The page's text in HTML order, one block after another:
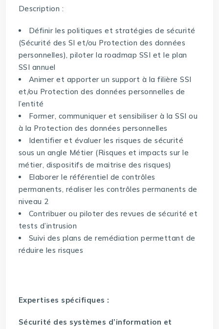
Description :
Définir les politiques et stratégies de sécurité
(Sécurité des SI et/ou Protection des données
personnelles), piloter la roadmap SSI et le plan
SSI annuel
Animer et apporter un support à la filière SSI
et/ou Protection des données personnelles de
l’entité
Former, communiquer et sensibiliser à la SSI ou
à la Protection des données personnelles
Identifier et évaluer les risques de sécurité
sous un angle Métier (Risques et impacts sur le
métier, dispositifs de maitrise des risques)
Elaborer le référentiel de contrôles
permanents, réaliser les contrôles permanents de
niveau 2
Contribuer ou piloter des revues de sécurité et
tests d’intrusion
Suivi des plans de remédiation permettant de
réduire les risques
Expertises spécifiques :
Sécurité des systèmes d’information et